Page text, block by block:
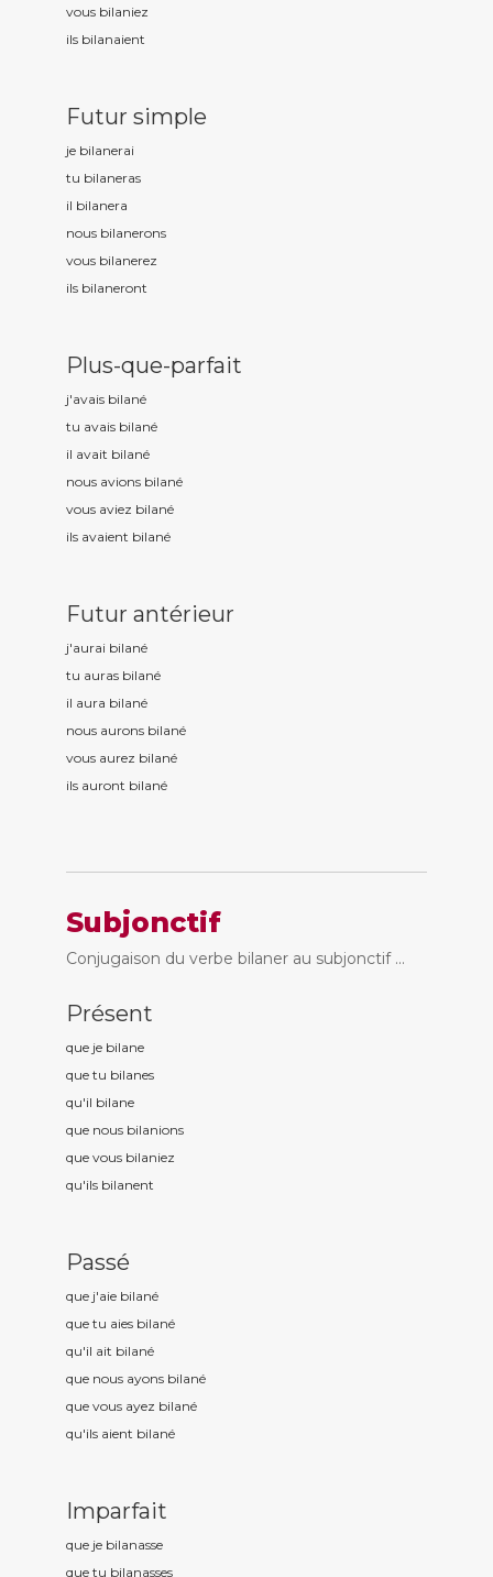
vous bilaniez
ils bilanaient
Futur simple
je bilanerai
tu bilaneras
il bilanera
nous bilanerons
vous bilanerez
ils bilaneront
Plus-que-parfait
j'avais bilané
tu avais bilané
il avait bilané
nous avions bilané
vous aviez bilané
ils avaient bilané
Futur antérieur
j'aurai bilané
tu auras bilané
il aura bilané
nous aurons bilané
vous aurez bilané
ils auront bilané
Subjonctif
Conjugaison du verbe bilaner au subjonctif ...
Présent
que je bilane
que tu bilanes
qu'il bilane
que nous bilanions
que vous bilaniez
qu'ils bilanent
Passé
que j'aie bilané
que tu aies bilané
qu'il ait bilané
que nous ayons bilané
que vous ayez bilané
qu'ils aient bilané
Imparfait
que je bilanasse
que tu bilanasses